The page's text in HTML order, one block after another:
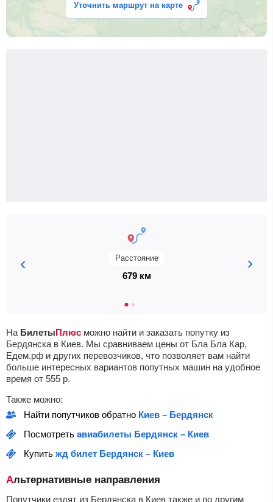
Уточнить маршрут на карте
Расстояние
679 км
На БилетыПлюс можно найти и заказать попутку из
Бердянска в Киев. Мы сравниваем цены от Бла Бла Кар,
Едем.рф и других перевозчиков, что позволяет вам найти
больше интересных вариантов попутных машин на удобное
время от 555 р.
Также можно:
Найти попутчиков обратно Киев – Бердянск
Посмотреть авиабилеты Бердянск – Киев
Купить жд билет Бердянск – Киев
Альтернативные направления
Попутчики ездят из Бердянска в Киев также и по другим